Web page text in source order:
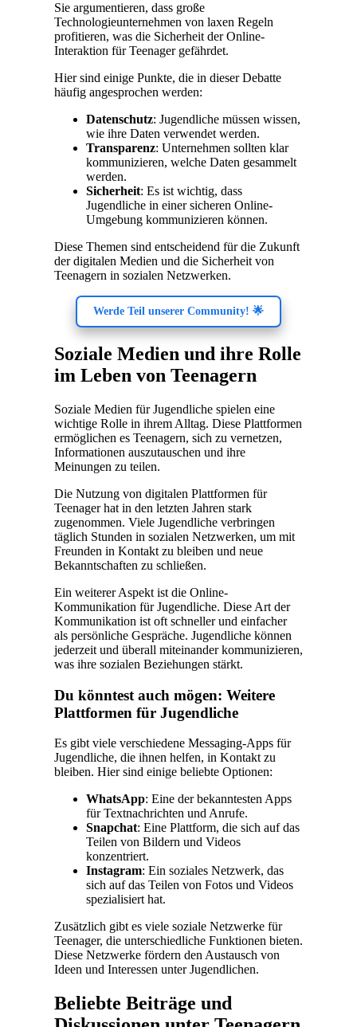
Sie argumentieren, dass große
Technologieunternehmen von laxen Regeln
profitieren, was die Sicherheit der Online-
Interaktion für Teenager gefährdet.
Hier sind einige Punkte, die in dieser Debatte
häufig angesprochen werden:
Datenschutz: Jugendliche müssen wissen,
wie ihre Daten verwendet werden.
Transparenz: Unternehmen sollten klar
kommunizieren, welche Daten gesammelt
werden.
Sicherheit: Es ist wichtig, dass
Jugendliche in einer sicheren Online-
Umgebung kommunizieren können.
Diese Themen sind entscheidend für die Zukunft
der digitalen Medien und die Sicherheit von
Teenagern in sozialen Netzwerken.
Werde Teil unserer Community! 🌟
Soziale Medien und ihre Rolle
im Leben von Teenagern
Soziale Medien für Jugendliche spielen eine
wichtige Rolle in ihrem Alltag. Diese Plattformen
ermöglichen es Teenagern, sich zu vernetzen,
Informationen auszutauschen und ihre
Meinungen zu teilen.
Die Nutzung von digitalen Plattformen für
Teenager hat in den letzten Jahren stark
zugenommen. Viele Jugendliche verbringen
täglich Stunden in sozialen Netzwerken, um mit
Freunden in Kontakt zu bleiben und neue
Bekanntschaften zu schließen.
Ein weiterer Aspekt ist die Online-
Kommunikation für Jugendliche. Diese Art der
Kommunikation ist oft schneller und einfacher
als persönliche Gespräche. Jugendliche können
jederzeit und überall miteinander kommunizieren,
was ihre sozialen Beziehungen stärkt.
Du könntest auch mögen: Weitere
Plattformen für Jugendliche
Es gibt viele verschiedene Messaging-Apps für
Jugendliche, die ihnen helfen, in Kontakt zu
bleiben. Hier sind einige beliebte Optionen:
WhatsApp: Eine der bekanntesten Apps
für Textnachrichten und Anrufe.
Snapchat: Eine Plattform, die sich auf das
Teilen von Bildern und Videos
konzentriert.
Instagram: Ein soziales Netzwerk, das
sich auf das Teilen von Fotos und Videos
spezialisiert hat.
Zusätzlich gibt es viele soziale Netzwerke für
Teenager, die unterschiedliche Funktionen bieten.
Diese Netzwerke fördern den Austausch von
Ideen und Interessen unter Jugendlichen.
Beliebte Beiträge und